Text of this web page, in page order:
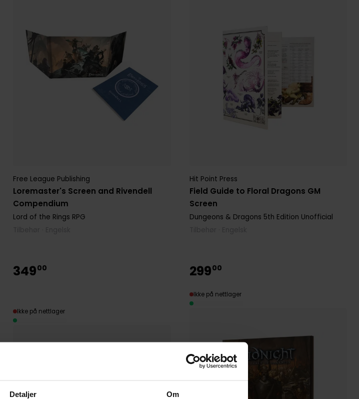
Detaljer Om
Loremaster's Screen and Rivendell
Compendium
Free League Publishing
Lord of the Rings RPG
Field Guide to Floral Dragons GM
Screen
Hit Point Press
Dungeons & Dragons 5th Edition Unofficial
34900
Ikke på nettlager
29900
Ikke på nettlager